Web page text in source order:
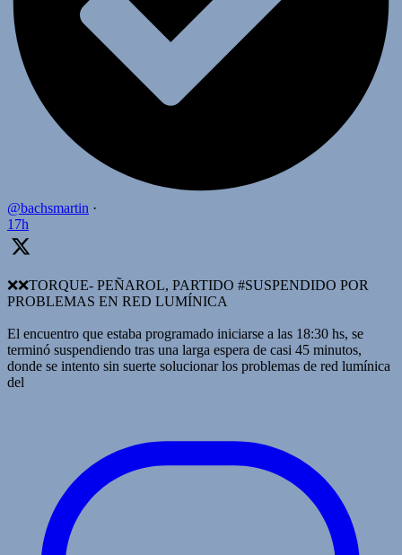
@bachsmartin ·
17h
❌️❌TORQUE- PEÑAROL, PARTIDO #SUSPENDIDO POR
PROBLEMAS EN RED LUMÍNICA
El encuentro que estaba programado iniciarse a las 18:30 hs, se
terminó suspendiendo tras una larga espera de casi 45 minutos,
donde se intento sin suerte solucionar los problemas de red lumínica
del